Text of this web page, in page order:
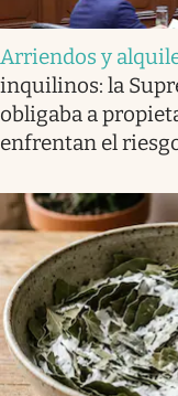
Arriendos y
inquilinos: la
obligaba a
enfrentan el